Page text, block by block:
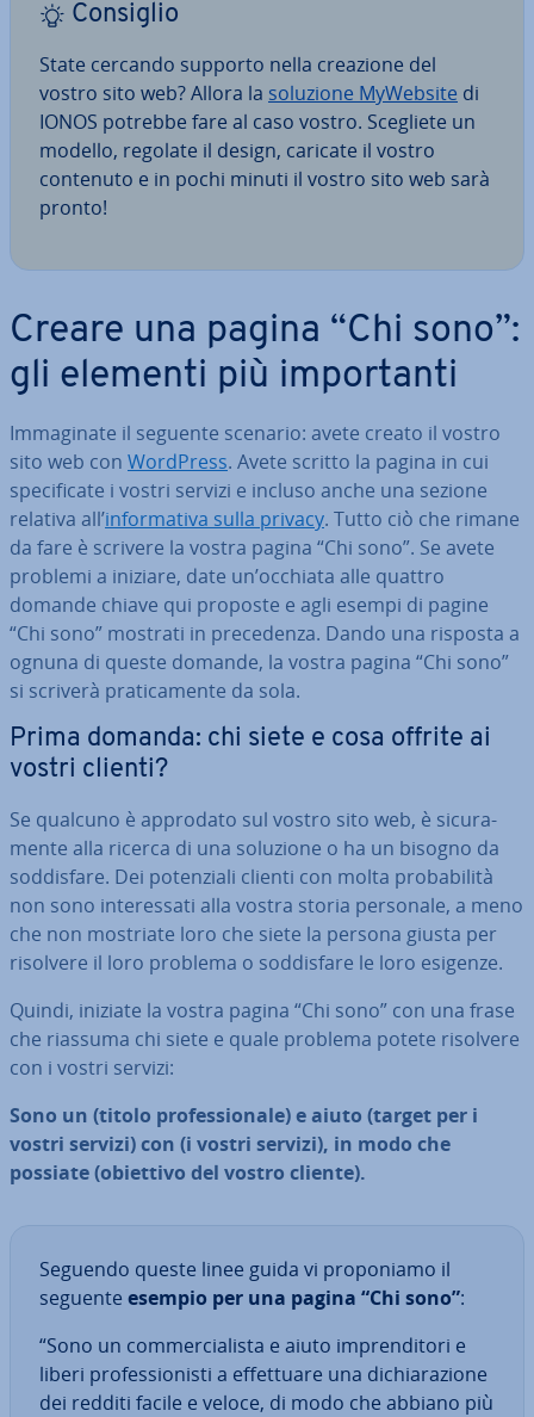
Consiglio
State cercando supporto nella creazione del
vostro sito web? Allora la soluzione MyWebsite di
IONOS potrebbe fare al caso vostro. Scegliete un
modello, regolate il design, caricate il vostro
contenuto e in pochi minuti il vostro sito web sarà
pronto!
Creare una pagina “Chi sono”:
gli elementi più im­por­tan­ti
Im­ma­gi­na­te il seguente scenario: avete creato il vostro
sito web con WordPress. Avete scritto la pagina in cui
spe­ci­fi­ca­te i vostri servizi e incluso anche una sezione
relativa all’in­for­ma­ti­va sulla privacy. Tutto ciò che rimane
da fare è scrivere la vostra pagina “Chi sono”. Se avete
problemi a iniziare, date un’occhiata alle quattro
domande chiave qui proposte e agli esempi di pagine
“Chi sono” mostrati in pre­ce­den­za. Dando una risposta a
ognuna di queste domande, la vostra pagina “Chi sono”
si scriverà pra­ti­ca­men­te da sola.
Prima domanda: chi siete e cosa offrite ai
vostri clienti?
Se qualcuno è approdato sul vostro sito web, è si­cu­ra­
men­te alla ricerca di una soluzione o ha un bisogno da
sod­di­sfa­re. Dei po­ten­zia­li clienti con molta pro­ba­bi­li­tà
non sono in­te­res­sa­ti alla vostra storia personale, a meno
che non mostriate loro che siete la persona giusta per
risolvere il loro problema o sod­di­sfa­re le loro esigenze.
Quindi, iniziate la vostra pagina “Chi sono” con una frase
che riassuma chi siete e quale problema potete risolvere
con i vostri servizi:
Sono un (titolo pro­fes­sio­na­le) e aiuto (target per i
vostri servizi) con (i vostri servizi), in modo che
possiate (obiettivo del vostro cliente).
Seguendo queste linee guida vi pro­po­nia­mo il
seguente esempio per una pagina “Chi sono”:
“Sono un com­mer­cia­li­sta e aiuto im­pren­di­to­ri e
liberi pro­fes­sio­ni­sti a ef­fet­tua­re una di­chia­ra­zio­ne
dei redditi facile e veloce, di modo che abbiano più